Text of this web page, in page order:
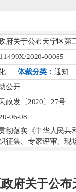
府关于公布天宁区第
2020-00065
体裁分类： 通知
公开
政发〔2020〕27号
06-08
彻落实《中华人民共
征集、专家评审、现
政府关于公